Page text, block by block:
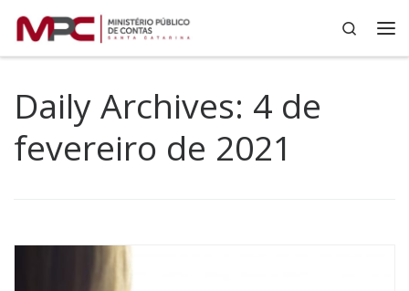
Skip to content
Search
Daily Archives: 4 de
fevereiro de 2021